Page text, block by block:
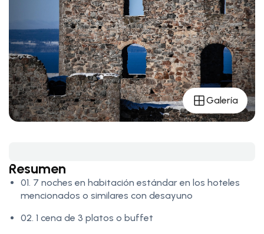
Galería
Resumen
01. 7 noches en habitación estándar en los hoteles
mencionados o similares con desayuno
02. 1 cena de 3 platos o buffet